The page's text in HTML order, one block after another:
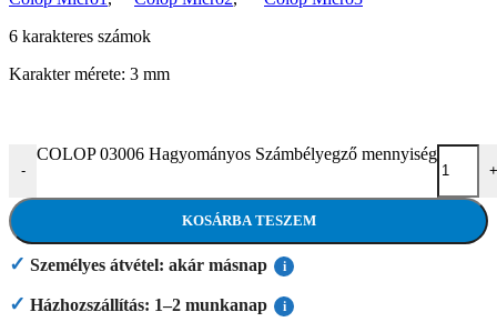
6 karakteres számok
Karakter mérete: 3 mm
-
COLOP 03006 Hagyományos Számbélyegző mennyiség
+
KOSÁRBA TESZEM
✓ Személyes átvétel: akár másnap i
✓ Házhozszállítás: 1–2 munkanap i